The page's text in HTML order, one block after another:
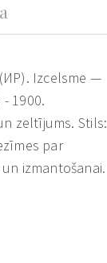
Izcelsme —
1900.
zeltījums. Stils:
par
izmantošanai.